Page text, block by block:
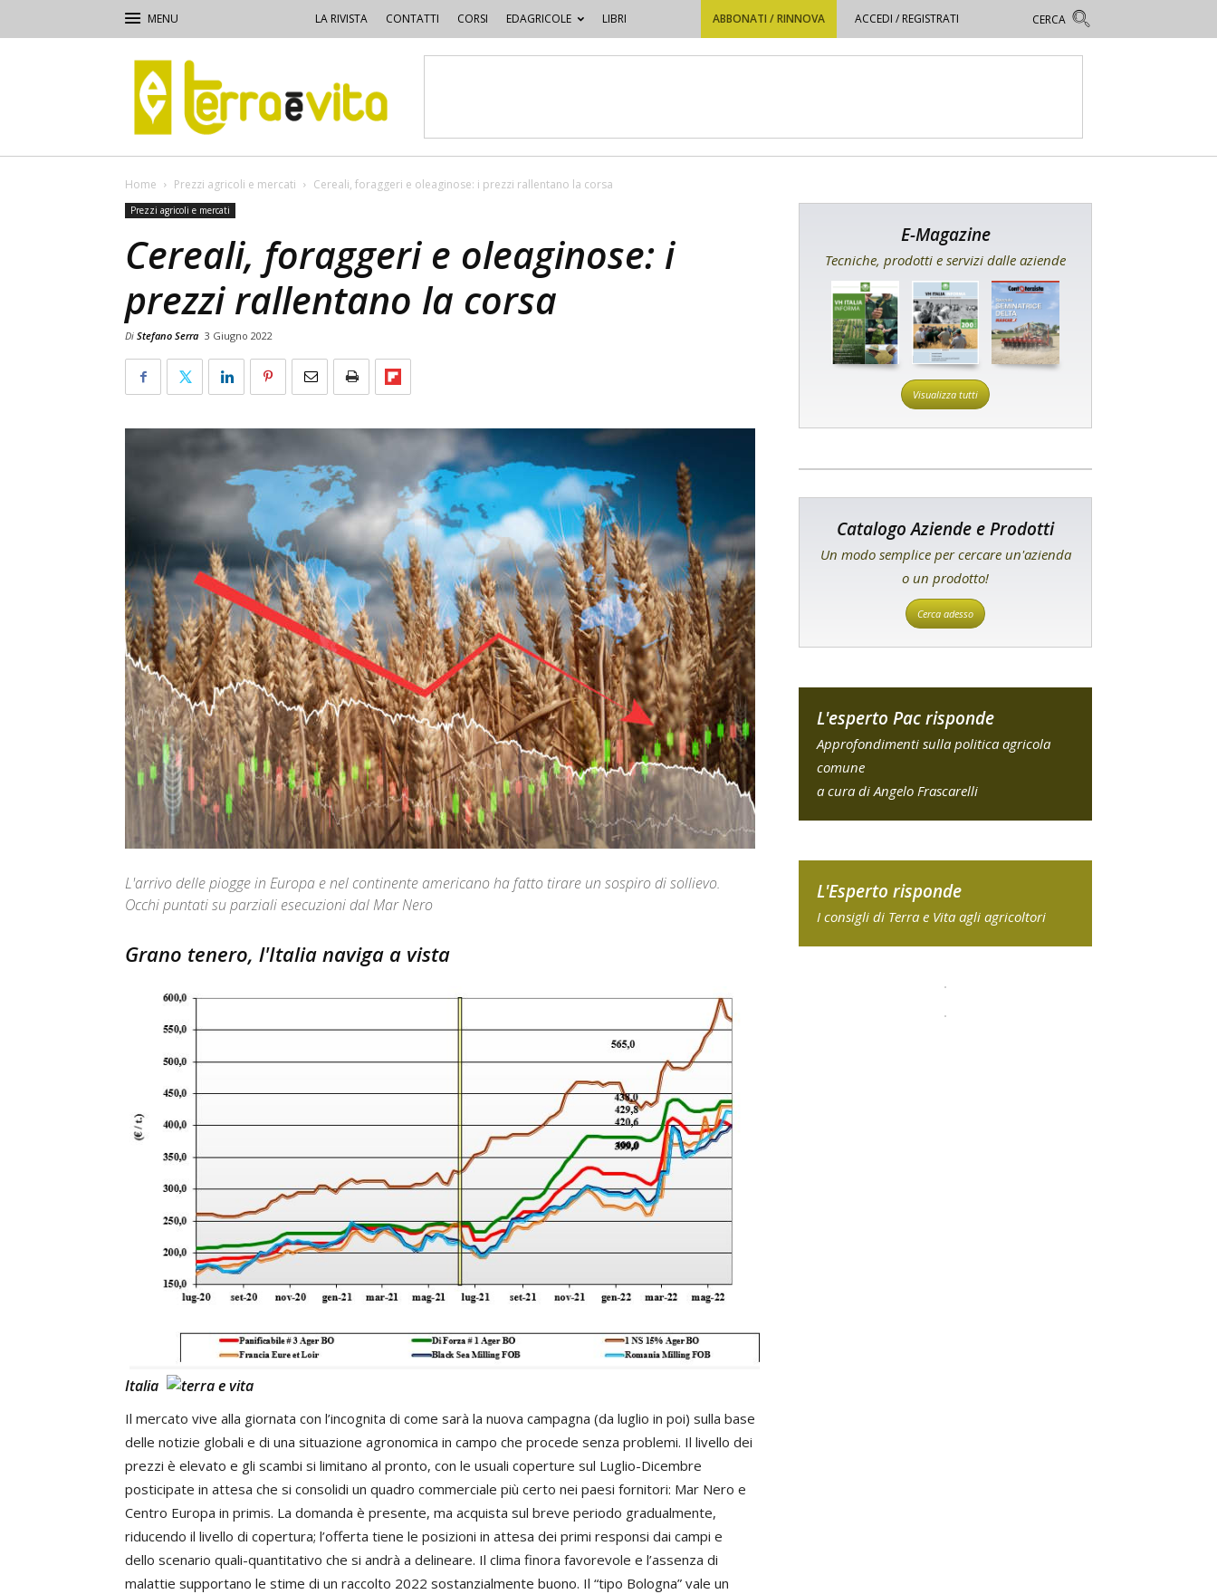
LA RIVISTA CONTATTI CORSI EDAGRICOLE LIBRI ABBONATI / RINNOVA ACCEDI / REGISTRATI
Terra
e
Vita
Home Prezzi agricoli e mercati Cereali, foraggeri e oleaginose: i prezzi rallentano la corsa
Prezzi agricoli e mercati
Cereali, foraggeri e oleaginose: i
prezzi rallentano la corsa
Di Stefano Serra 3 Giugno 2022
L'arrivo delle piogge in Europa e nel continente americano ha fatto tirare un sospiro di sollievo.
Occhi puntati su parziali esecuzioni dal Mar Nero
Grano tenero, l'Italia naviga a vista
Italia
Il mercato vive alla giornata con l’incognita di come sarà la nuova campagna (da luglio in poi) sulla base
delle notizie globali e di una situazione agronomica in campo che procede senza problemi. Il livello dei
prezzi è elevato e gli scambi si limitano al pronto, con le usuali coperture sul Luglio-Dicembre
posticipate in attesa che si consolidi un quadro commerciale più certo nei paesi fornitori: Mar Nero e
Centro Europa in primis. La domanda è presente, ma acquista sul breve periodo gradualmente,
riducendo il livello di copertura; l’offerta tiene le posizioni in attesa dei primi responsi dai campi e
dello scenario quali-quantitativo che si andrà a delineare. Il clima finora favorevole e l’assenza di
malattie supportano le stime di un raccolto 2022 sostanzialmente buono. Il “tipo Bologna” vale un
E-Magazine
Tecniche, prodotti e servizi dalle aziende
Visualizza tutti
Catalogo Aziende e Prodotti
Un modo semplice per cercare un'azienda
o un prodotto!
Cerca adesso
L'esperto Pac risponde
Approfondimenti sulla politica agricola
comune
a cura di Angelo Frascarelli
L'Esperto risponde
I consigli di Terra e Vita agli agricoltori